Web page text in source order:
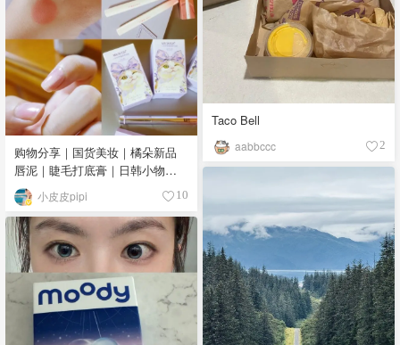
购物分享｜国货美妆｜橘朵新品
唇泥｜睫毛打底膏｜日韩小物｜
眼线笔｜美甲DIY💅
小皮皮pipi 10
Taco Bell
aabbccc 2